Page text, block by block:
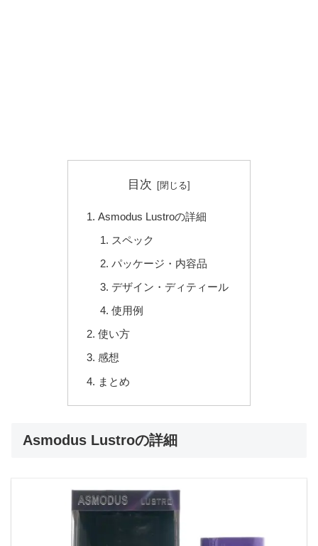
目次
Asmodus Lustroの詳細
スペック
パッケージ・内容品
デザイン・ディティール
使用例
使い方
感想
まとめ
Asmodus Lustroの詳細